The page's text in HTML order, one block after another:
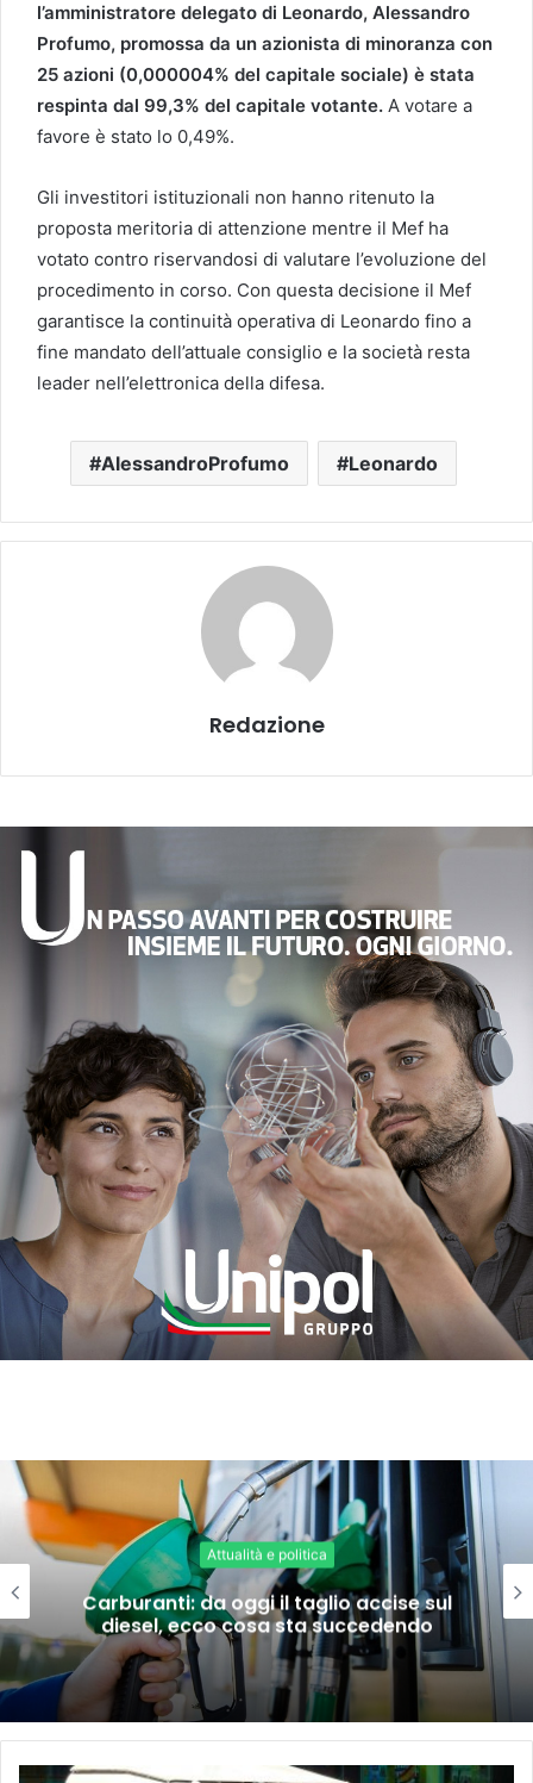
l’amministratore delegato di Leonardo, Alessandro
Profumo, promossa da un azionista di minoranza con
25 azioni (0,000004% del capitale sociale) è stata
respinta dal 99,3% del capitale votante. A votare a
favore è stato lo 0,49%.
Gli investitori istituzionali non hanno ritenuto la
proposta meritoria di attenzione mentre il Mef ha
votato contro riservandosi di valutare l’evoluzione del
procedimento in corso. Con questa decisione il Mef
garantisce la continuità operativa di Leonardo fino a
fine mandato dell’attuale consiglio e la società resta
leader nell’elettronica della difesa.
AlessandroProfumo Leonardo
Redazione
Attualità e politica
Carburanti: da oggi il taglio accise sul
diesel, ecco cosa sta succedendo